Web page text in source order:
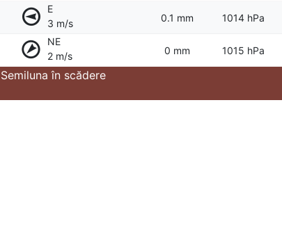
E
3 m/s
0.1 mm 1014 hPa
NE
2 m/s
0 mm 1015 hPa
Semiluna în scădere